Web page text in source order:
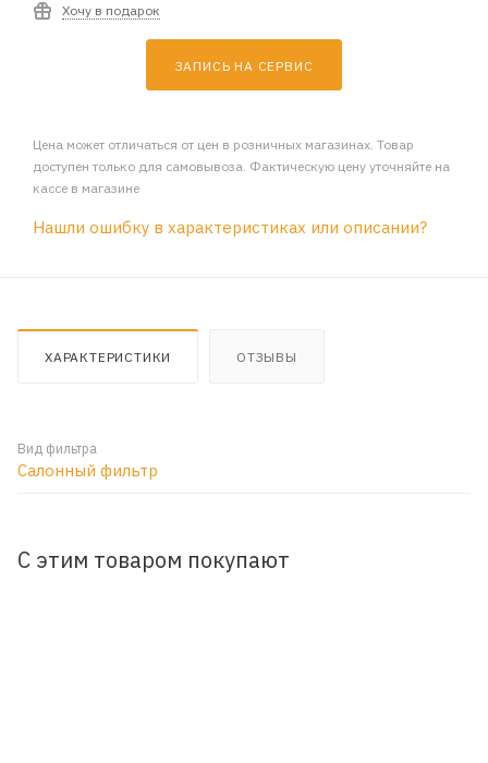
Хочу в подарок
ЗАПИСЬ НА СЕРВИС
Цена может отличаться от цен в розничных магазинах. Товар
доступен только для самовывоза. Фактическую цену уточняйте на
кассе в магазине
Нашли ошибку в характеристиках или описании?
ХАРАКТЕРИСТИКИ ОТЗЫВЫ
Вид фильтра
Салонный фильтр
С этим товаром покупают